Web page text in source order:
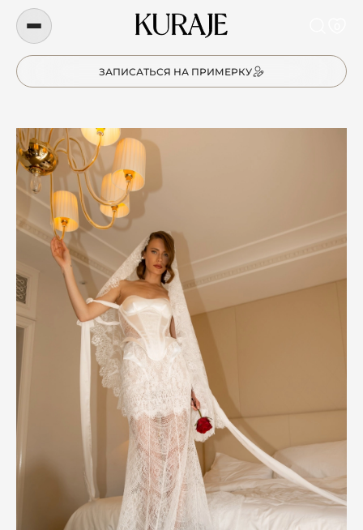
ЗАПИСАТЬСЯ НА ПРИМЕРКУ